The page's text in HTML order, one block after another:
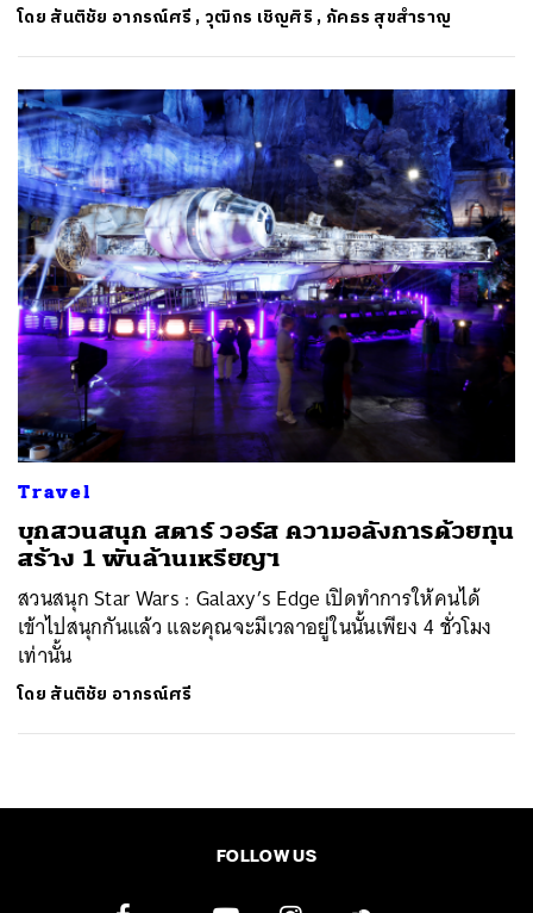
โดย สันติชัย อาภรณ์ศรี ,วุฒิกร เชิญศิริ , ภัคธร สุขสำราญ
Travel
บุกสวนสนุก สตาร์ วอร์ส ความอลังการด้วยทุน
สร้าง 1 พันล้านเหรียญฯ
สวนสนุก Star Wars : Galaxy’s Edge เปิดทำการให้คนได้
เข้าไปสนุกกันแล้ว และคุณจะมีเวลาอยู่ในนั้นเพียง 4 ชั่วโมง
เท่านั้น
โดย สันติชัย อาภรณ์ศรี
FOLLOW US